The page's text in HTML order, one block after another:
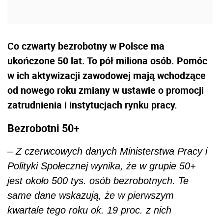
Co czwarty bezrobotny w Polsce ma
ukończone 50 lat. To pół miliona osób. Pomóc
w ich aktywizacji zawodowej mają wchodzące
od nowego roku zmiany w ustawie o promocji
zatrudnienia i instytucjach rynku pracy.
Bezrobotni 50+
– Z czerwcowych danych Ministerstwa Pracy i
Polityki Społecznej wynika, że w grupie 50+
jest około 500 tys. osób bezrobotnych. Te
same dane wskazują, że w pierwszym
kwartale tego roku ok. 19 proc. z nich